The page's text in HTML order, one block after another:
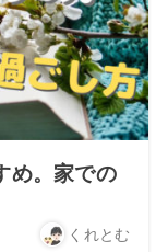
め。家での
くれとむ